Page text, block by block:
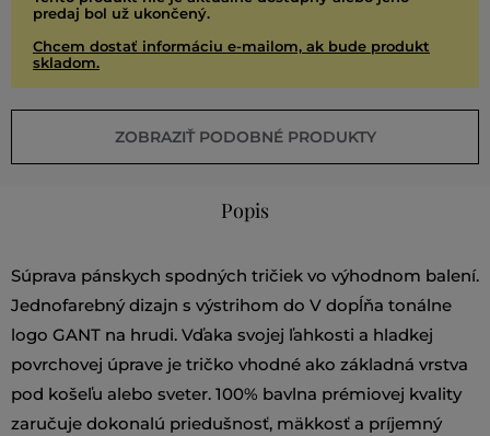
predaj bol už ukončený.
Chcem dostať informáciu e-mailom, ak bude produkt
skladom.
ZOBRAZIŤ PODOBNÉ PRODUKTY
Popis
Súprava pánskych spodných tričiek vo výhodnom balení.
Jednofarebný dizajn s výstrihom do V dopĺňa tonálne
logo GANT na hrudi. Vďaka svojej ľahkosti a hladkej
povrchovej úprave je tričko vhodné ako základná vrstva
pod košeľu alebo sveter. 100% bavlna prémiovej kvality
zaručuje dokonalú priedušnosť, mäkkosť a príjemný